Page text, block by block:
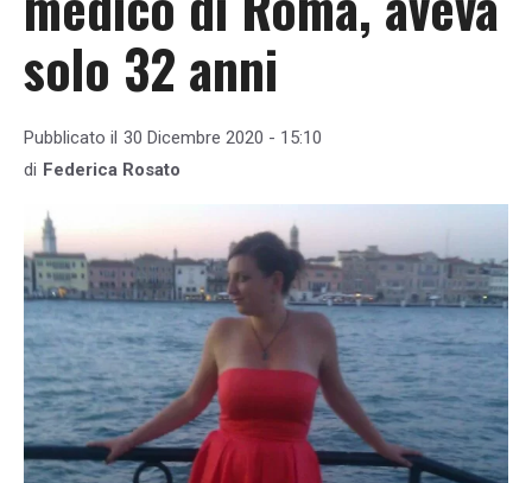
solo 32 anni
Pubblicato il 30 Dicembre 2020 - 15:10
di Federica Rosato